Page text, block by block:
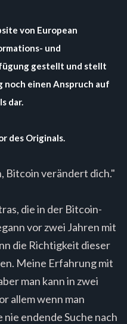
von European
und
gestellt und stellt
einen Anspruch auf
dar.
des Originals.
Bitcoin verändert dich."
die in der Bitcoin-
vor zwei Jahren mit
die Richtigkeit dieser
Meine Erfahrung mit
man kann in zwei
allem wenn man
endende Suche nach